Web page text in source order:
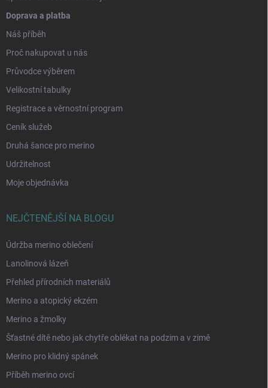
Doprava a platba
Náš příběh
Proč nakupovat u nás
Průvodce výběrem
Velikostní tabulky
Registrace a věrnostní program
Ceník služeb
Druhá šance pro merino
Udržitelnost
Moje objednávka
NEJČTENĚJŠÍ NA BLOGU
Údržba merino oblečení
Lanolinová lázeň
Přehled přírodních materiálů
Merino a atopický ekzém
Merino a žmolky
Šťastné dítě nebo jak chytře oblékat na podzim a v zimě
Merino pro klidný spánek
Příběh merino ovcí